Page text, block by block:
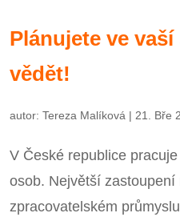
Plánujete ve
vědět!
autor:Tereza Malíková | 21. Bře
V České republice
osob. Největší
zpracovatelském